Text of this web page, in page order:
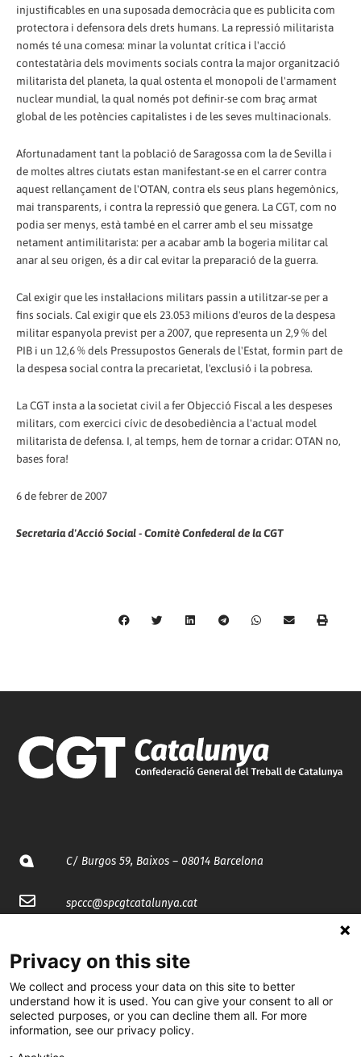
injustificables en una suposada democràcia que es publicita com
protectora i defensora dels drets humans. La repressió militarista
només té una comesa: minar la voluntat crítica i l'acció
contestatària dels moviments socials contra la major organització
militarista del planeta, la qual ostenta el monopoli de l'armament
nuclear mundial, la qual només pot definir-se com braç armat
global de les potències capitalistes i de les seves multinacionals.
Afortunadament tant la població de Saragossa com la de Sevilla i
de moltes altres ciutats estan manifestant-se en el carrer contra
aquest rellançament de l'OTAN, contra els seus plans hegemònics,
mai transparents, i contra la repressió que genera. La CGT, com no
podia ser menys, està també en el carrer amb el seu missatge
netament antimilitarista: per a acabar amb la bogeria militar cal
anar al seu origen, és a dir cal evitar la preparació de la guerra.
Cal exigir que les instal·lacions militars passin a utilitzar-se per a
fins socials. Cal exigir que els 23.053 milions d'euros de la despesa
militar espanyola previst per a 2007, que representa un 2,9 % del
PIB i un 12,6 % dels Pressupostos Generals de l'Estat, formin part de
la despesa social contra la precarietat, l'exclusió i la pobresa.
La CGT insta a la societat civil a fer Objecció Fiscal a les despeses
militars, com exercici cívic de desobediència a l'actual model
militarista de defensa. I, al temps, hem de tornar a cridar: OTAN no,
bases fora!
6 de febrer de 2007
Secretaria d'Acció Social - Comitè Confederal de la CGT
C/ Burgos 59, Baixos – 08014 Barcelona
spccc@spcgtcatalunya.cat
@CGTCatalunya
cgtcatalunya
CGTCatalunya
Privacy on this site
We collect and process your data on this site to better
understand how it is used. You can give your consent to all or
selected purposes, or you can decline them all. For more
information, see our privacy policy.